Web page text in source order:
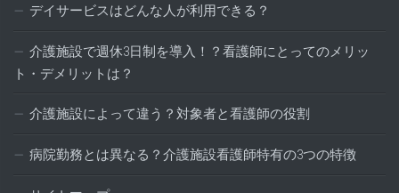
デイサービスはどんな人が利用できる？
介護施設で週休3日制を導入！？看護師にとってのメリッ
ト・デメリットは？
介護施設によって違う？対象者と看護師の役割
病院勤務とは異なる？介護施設看護師特有の3つの特徴